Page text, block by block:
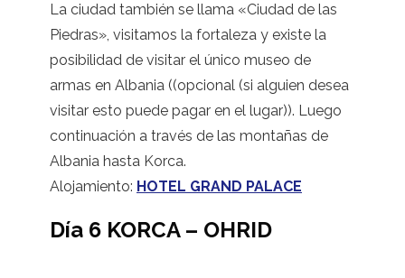
La ciudad también se llama «Ciudad de las
Piedras», visitamos la fortaleza y existe la
posibilidad de visitar el único museo de
armas en Albania ((opcional (si alguien desea
visitar esto puede pagar en el lugar)). Luego
continuación a través de las montañas de
Albania hasta Korca.
Alojamiento: HOTEL GRAND PALACE
Día 6 KORCA – OHRID